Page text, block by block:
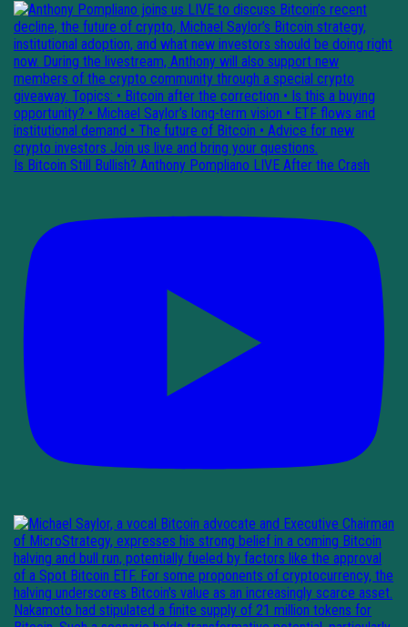
Is Bitcoin Still Bullish? Anthony Pompliano LIVE After the Crash